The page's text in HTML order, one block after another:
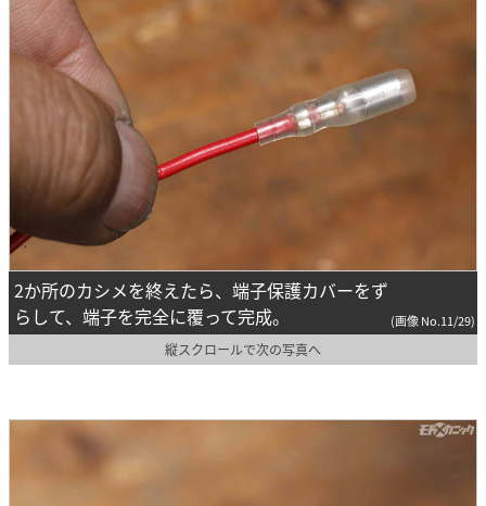
2か所のカシメを終えたら、端子保護カバーをず
らして、端子を完全に覆って完成。
(画像 No.11/29)
縦スクロールで次の写真へ